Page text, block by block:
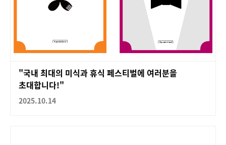
"국내 최대의 미식과 휴식 페스티벌에 여러분을
초대합니다!"
2025.10.14